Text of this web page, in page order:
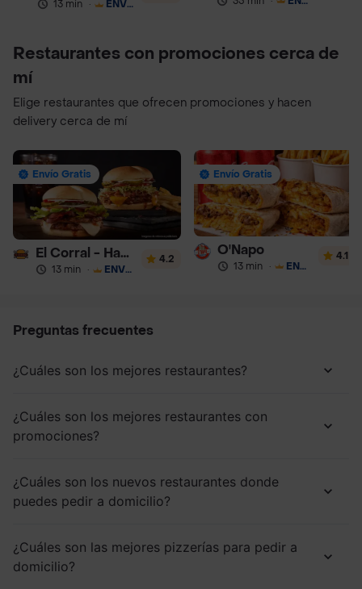
13 min · ENVÍO GRATIS
Restaurantes con promociones cerca de
mí
Elige restaurantes que ofrecen promociones y hacen
delivery cerca de mí
Envío Gratis
El Corral - Hamburguesa
13 min · ENVÍO GRATIS
4.2
Envío Gratis
O'Napo
13 min · ENVÍO GRATIS
4.1
Preguntas frecuentes
¿Cuáles son los mejores restaurantes?
¿Cuáles son los mejores restaurantes con
promociones?
¿Cuáles son los nuevos restaurantes donde
puedes pedir a domicilio?
¿Cuáles son las mejores pizzerías para pedir a
domicilio?